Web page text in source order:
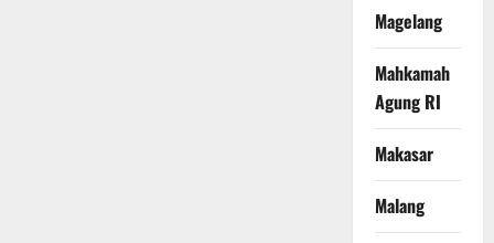
Magelang
Mahkamah
Agung RI
Makasar
Malang